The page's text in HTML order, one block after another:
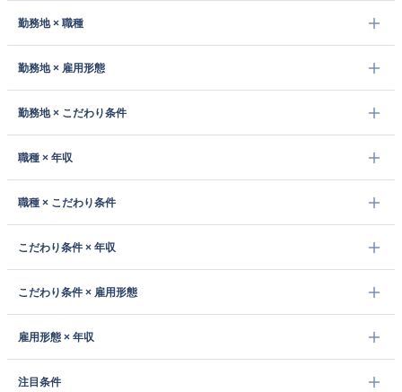
勤務地 × 職種
勤務地 × 雇用形態
勤務地 × こだわり条件
職種 × 年収
職種 × こだわり条件
こだわり条件 × 年収
こだわり条件 × 雇用形態
雇用形態 × 年収
注目条件